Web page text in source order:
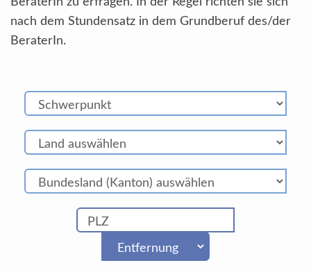
nach dem Stundensatz in dem Grundberuf des/der
BeraterIn.